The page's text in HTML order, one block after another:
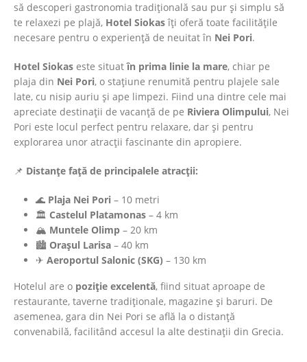
să descoperi gastronomia tradițională sau pur și simplu să
te relaxezi pe plajă, Hotel Siokasîți oferă toate facilitățile
necesare pentru o experiență de neuitat în Nei Pori.
Hotel Siokas este situatîn prima linie la mare, chiar pe
plaja din Nei Pori, o stațiune renumită pentru plajele sale
late, cu nisip auriu și ape limpezi. Fiind una dintre cele mai
apreciate destinații de vacanță de pe Riviera Olimpului, Nei
Pori este locul perfect pentru relaxare, dar și pentru
explorarea unor atracții fascinante din apropiere.
📌 Distanțe față de principalele atracții:
🌊 Plaja Nei Pori – 10 metri
🏛 Castelul Platamonas – 4 km
🏔 Muntele Olimp – 20 km
🏙 Orașul Larisa – 40 km
✈ Aeroportul Salonic (SKG) – 130 km
Hotelul are o poziție excelentă, fiind situat aproape de
restaurante, taverne tradiționale, magazine și baruri. De
asemenea, gara din Nei Pori se află la o distanță
convenabilă, facilitând accesul la alte destinații din Grecia.